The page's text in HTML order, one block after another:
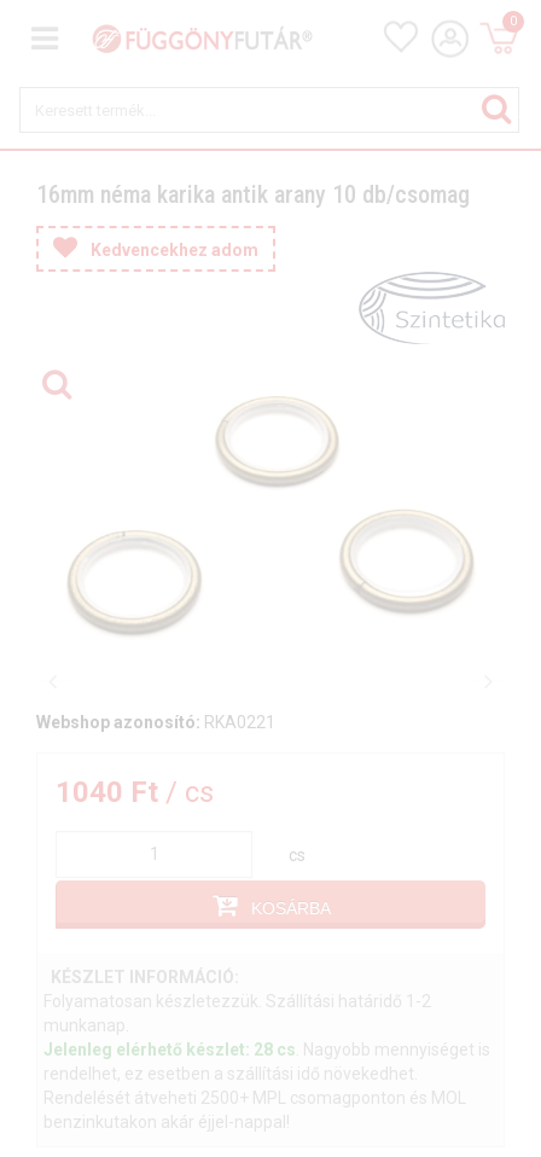
0
16mm néma karika antik arany 10 db/csomag
Kedvencekhez adom
Webshop azonosító: RKA0221
1040 Ft / cs
cs
KOSÁRBA
KÉSZLET INFORMÁCIÓ:
Folyamatosan készletezzük. Szállítási határidő 1-2
munkanap.
Jelenleg elérhető készlet: 28 cs . Nagyobb mennyiséget is
rendelhet, ez esetben a szállítási idő növekedhet.
Rendelését átveheti 2500+ MPL csomagponton és MOL
benzinkutakon akár éjjel-nappal!